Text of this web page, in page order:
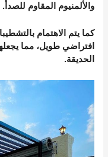
والألمنيوم المقاوم للصدأ.
كما يتم الاهتمام
افتراضي طويل، مما
الحديقة.